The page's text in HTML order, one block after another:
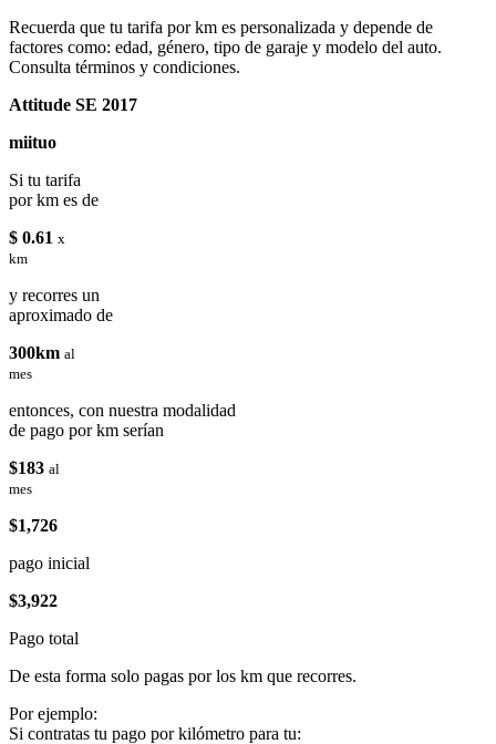
Recuerda que tu tarifa por km es personalizada y depende de
factores como: edad, género, tipo de garaje y modelo del auto.
Consulta términos y condiciones.
Attitude SE 2017
miituo
Si tu tarifa
por km es de
$ 0.61 x
km
y recorres un
aproximado de
300km al
mes
entonces, con nuestra modalidad
de pago por km serían
$183 al
mes
$1,726
pago inicial
$3,922
Pago total
De esta forma solo pagas por los km que recorres.
Por ejemplo:
Si contratas tu pago por kilómetro para tu: